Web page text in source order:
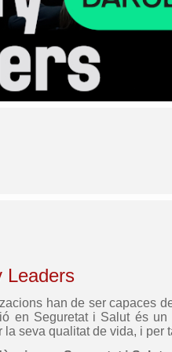
Leaders
han de ser capaces
en Seguretat i Salut és
seva qualitat de vida, i per